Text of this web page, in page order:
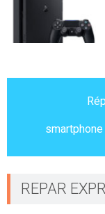
REPAR